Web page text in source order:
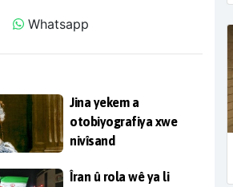
Whatsapp
Jina yekem a
otobiyografiya xwe
nivîsand
Îran û rola wê ya li